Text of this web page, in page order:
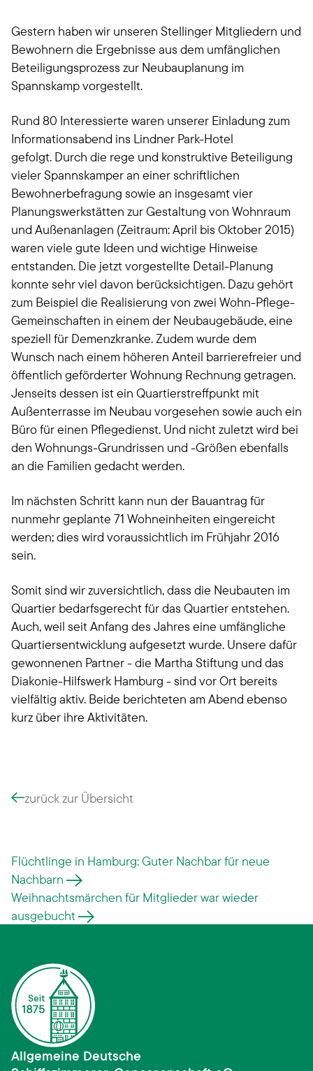
Gestern haben wir unseren Stellinger Mitgliedern und
Bewohnern die Ergebnisse aus dem umfänglichen
Beteiligungsprozess zur Neubauplanung im
Spannskamp vorgestellt.
Rund 80 Interessierte waren unserer Einladung zum
Informationsabend ins Lindner Park-Hotel
gefolgt. Durch die rege und konstruktive Beteiligung
vieler Spannskamper an einer schriftlichen
Bewohnerbefragung sowie an insgesamt vier
Planungswerkstätten zur Gestaltung von Wohnraum
und Außenanlagen (Zeitraum: April bis Oktober 2015)
waren viele gute Ideen und wichtige Hinweise
entstanden. Die jetzt vorgestellte Detail-Planung
konnte sehr viel davon berücksichtigen. Dazu gehört
zum Beispiel die Realisierung von zwei Wohn-Pflege-
Gemeinschaften in einem der Neubaugebäude, eine
speziell für Demenzkranke. Zudem wurde dem
Wunsch nach einem höheren Anteil barrierefreier und
öffentlich geförderter Wohnung Rechnung getragen.
Jenseits dessen ist ein Quartierstreffpunkt mit
Außenterrasse im Neubau vorgesehen sowie auch ein
Büro für einen Pflegedienst. Und nicht zuletzt wird bei
den Wohnungs-Grundrissen und -Größen ebenfalls
an die Familien gedacht werden.
Im nächsten Schritt kann nun der Bauantrag für
nunmehr geplante 71 Wohneinheiten eingereicht
werden; dies wird voraussichtlich im Frühjahr 2016
sein.
Somit sind wir zuversichtlich, dass die Neubauten im
Quartier bedarfsgerecht für das Quartier entstehen.
Auch, weil seit Anfang des Jahres eine umfängliche
Quartiersentwicklung aufgesetzt wurde. Unsere dafür
gewonnenen Partner - die Martha Stiftung und das
Diakonie-Hilfswerk Hamburg - sind vor Ort bereits
vielfältig aktiv. Beide berichteten am Abend ebenso
kurz über ihre Aktivitäten.
zurück zur Übersicht
Flüchtlinge in Hamburg: Guter Nachbar für neue
Nachbarn
Weihnachtsmärchen für Mitglieder war wieder
ausgebucht
Allgemeine Deutsche